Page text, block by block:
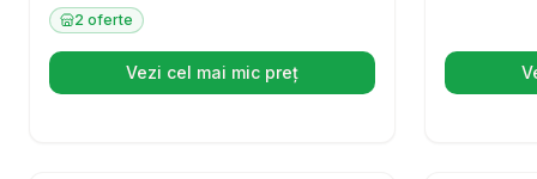
este ideal pentru a oferi suport si confort
patrupedului tau.
2 oferte
Vezi cel mai mic preț(se deschide într-o filă nouă)
pentru